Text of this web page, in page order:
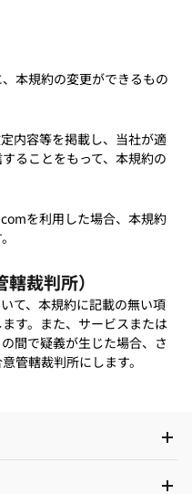
本規約の変更ができるもの
内容等を掲載し、当社が適
ることをもって、本規約の
を利用した場合、本規約
裁判所）
て、本規約に記載の無い項
す。また、サービスまたは
間で疑義が生じた場合、さ
管轄裁判所にします。